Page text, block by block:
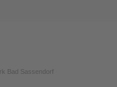
Bad Sassendorf